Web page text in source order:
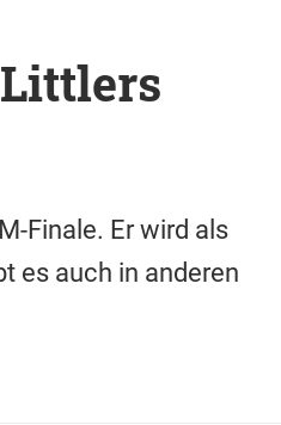
Finale. Er wird als
es auch in anderen